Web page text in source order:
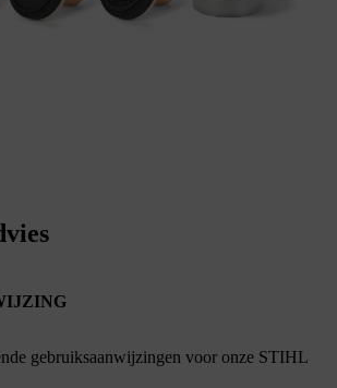
gebruiksaanwijzingen voor onze STIHL